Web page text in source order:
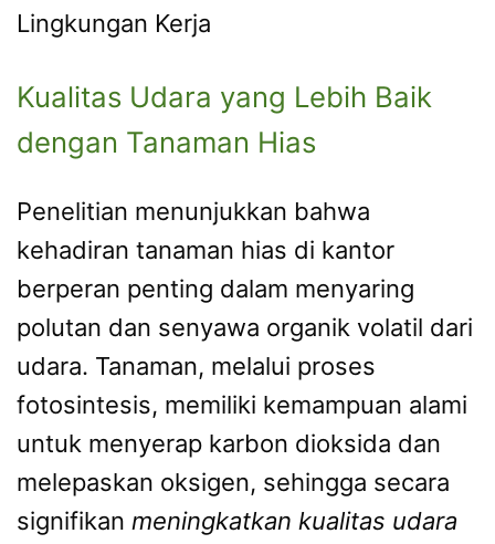
Kualitas Udara yang Lebih Baik
dengan Tanaman Hias
Penelitian menunjukkan bahwa
kehadiran tanaman hias di kantor
berperan penting dalam menyaring
polutan dan senyawa organik volatil dari
udara. Tanaman, melalui proses
fotosintesis, memiliki kemampuan alami
untuk menyerap karbon dioksida dan
melepaskan oksigen, sehingga secara
signifikan meningkatkan kualitas udara